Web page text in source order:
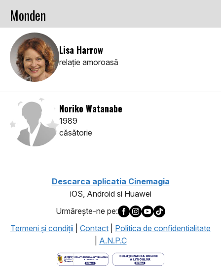
Monden
Lisa Harrow
relaţie amoroasă
Noriko Watanabe
1989
căsătorie
Descarca aplicatia Cinemagia
iOS, Android si Huawei
Urmăreşte-ne pe:
Termeni şi condiţii
Contact
Politica de confidentialitate
A.N.P.C